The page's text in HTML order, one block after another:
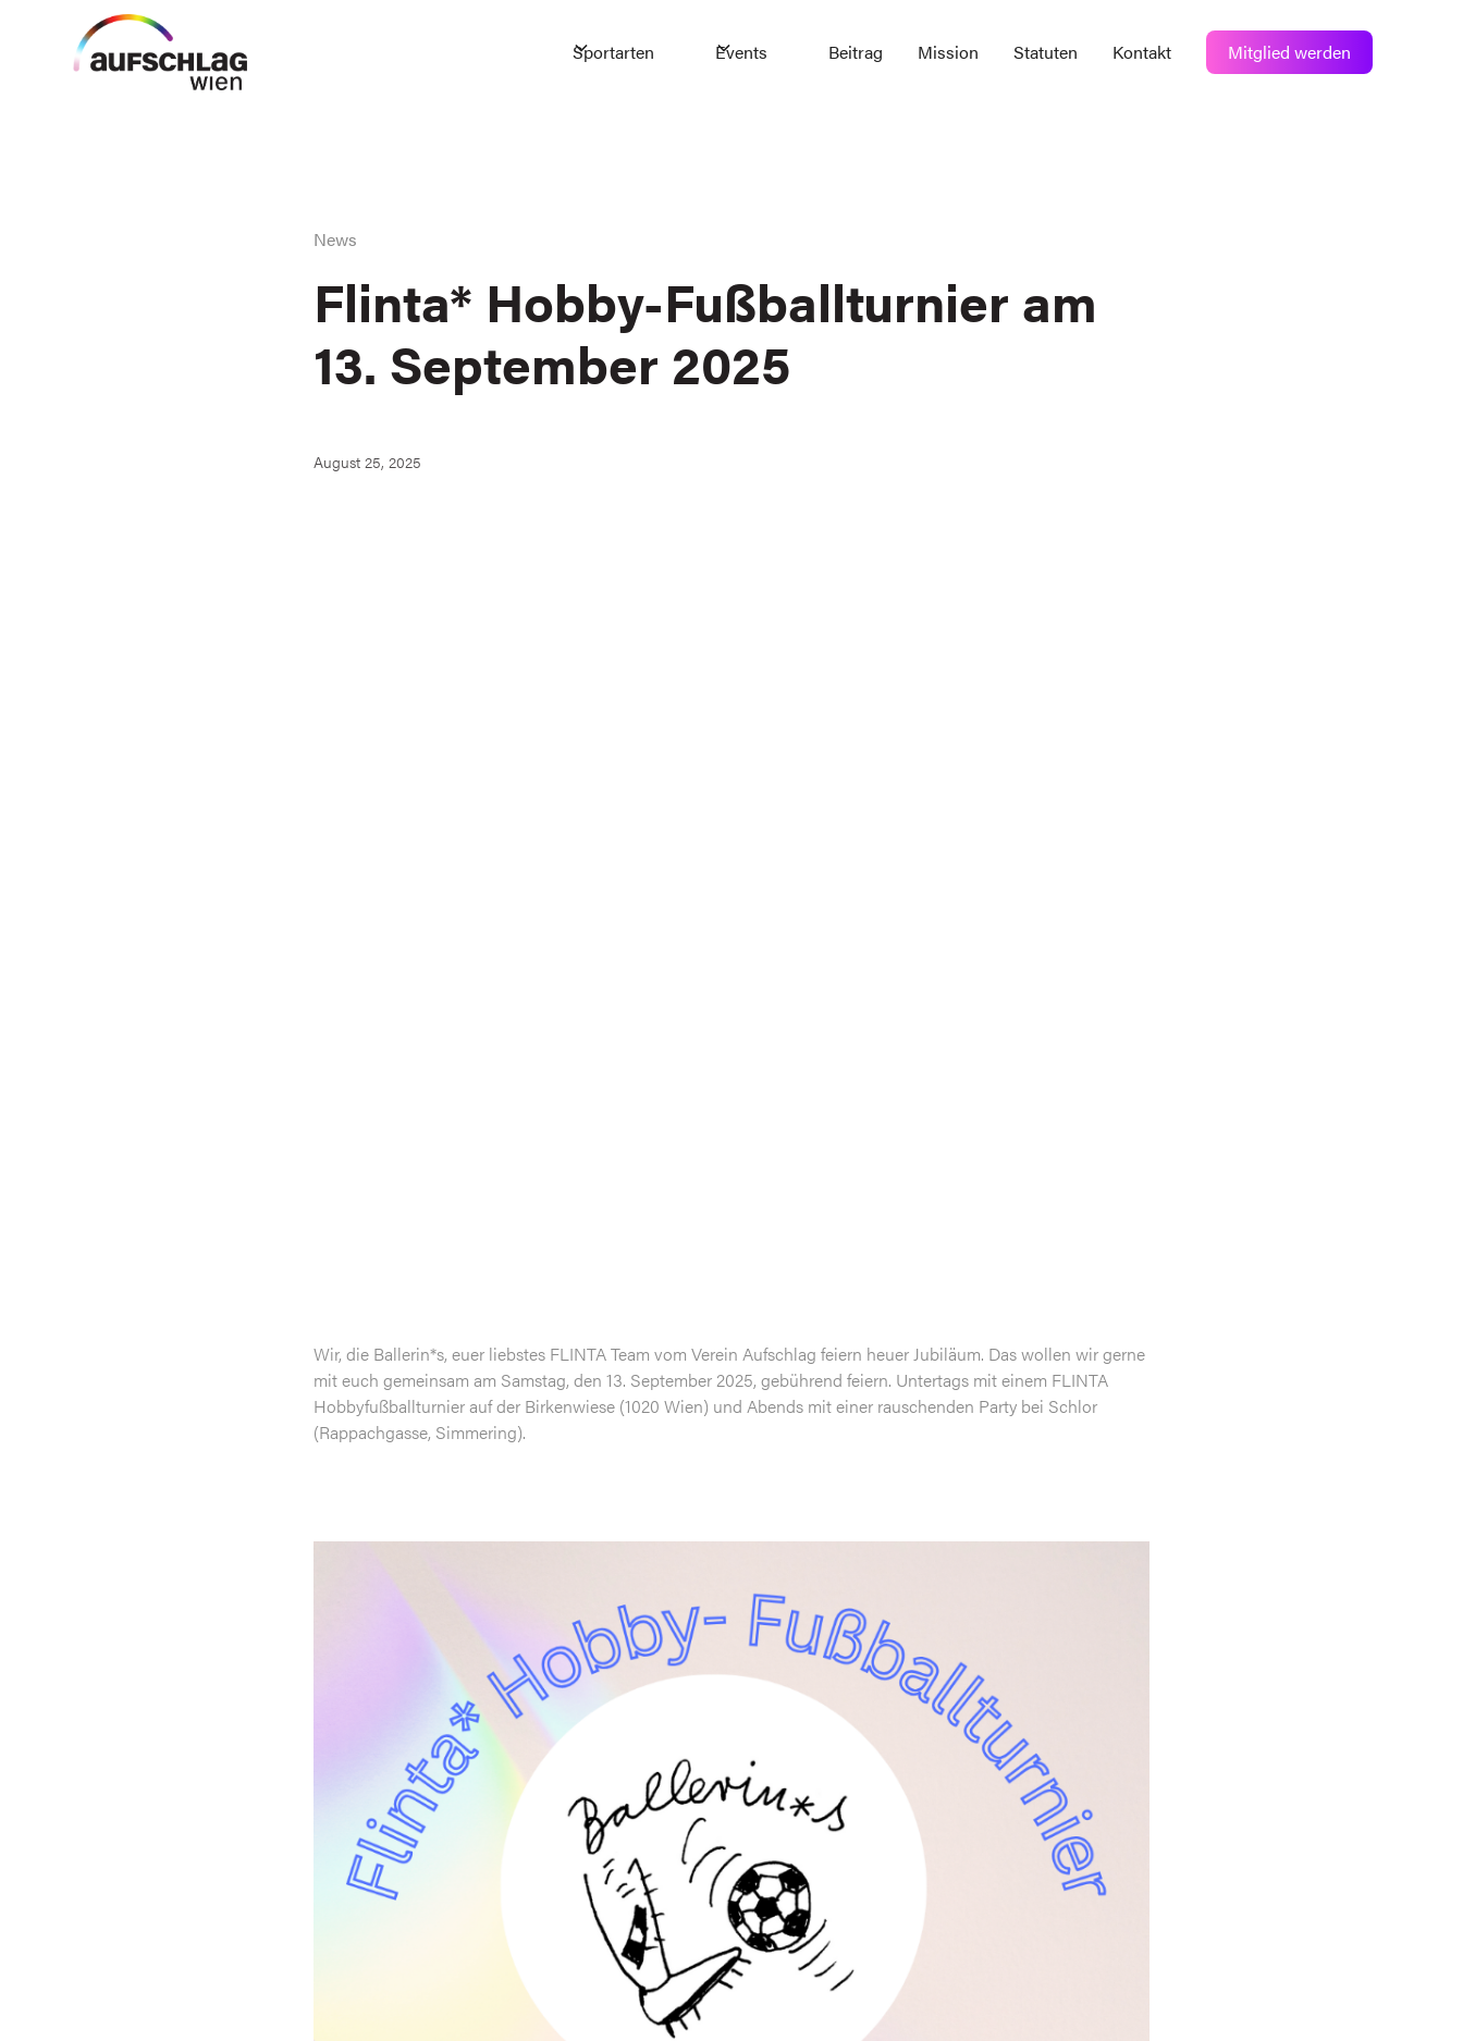
Sportarten Events Beitrag Mission Statuten Kontakt Mitglied werden
News
Flinta* Hobby-Fußballturnier am
13. September 2025
August 25, 2025
Wir, die Ballerin*s, euer liebstes FLINTA Team vom Verein Aufschlag feiern heuer Jubiläum. Das wollen wir gerne
mit euch gemeinsam am Samstag, den 13. September 2025, gebührend feiern. Untertags mit einem FLINTA
Hobbyfußballturnier auf der Birkenwiese (1020 Wien) und Abends mit einer rauschenden Party bei Schlor
(Rappachgasse, Simmering).